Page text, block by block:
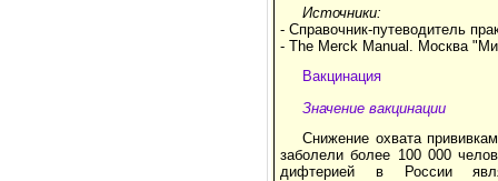
Источники:
- Справочник-путеводитель
- The Merck Manual. Москва
Вакцинация
Значение вакцинации
Снижение охвата
заболели более 100 000
дифтерией в России